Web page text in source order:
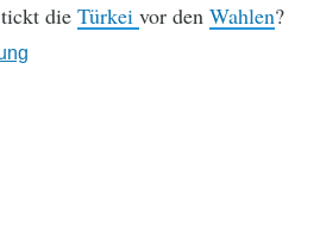
die Türkei vor den Wahlen?